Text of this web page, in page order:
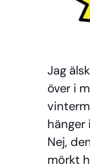
Jag
över i
hänger
Nej,
mörkt